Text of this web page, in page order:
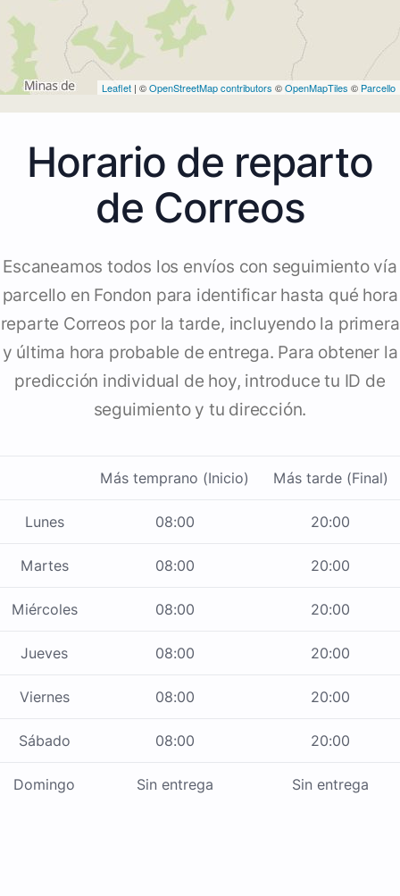
Leaflet | ©OpenStreetMap contributors ©OpenMapTiles © Parcello
Horario de reparto
de Correos
Escaneamos todos los envíos con seguimiento vía
parcello en Fondon para identificar hasta qué hora
reparte Correos por la tarde, incluyendo la primera
y última hora probable de entrega. Para obtener la
predicción individual de hoy, introduce tu ID de
seguimiento y tu dirección.
Más temprano (Inicio) Más tarde (Final)
Lunes 08:00 20:00
Martes 08:00 20:00
Miércoles 08:00 20:00
Jueves 08:00 20:00
Viernes 08:00 20:00
Sábado 08:00 20:00
Domingo Sin entrega Sin entrega